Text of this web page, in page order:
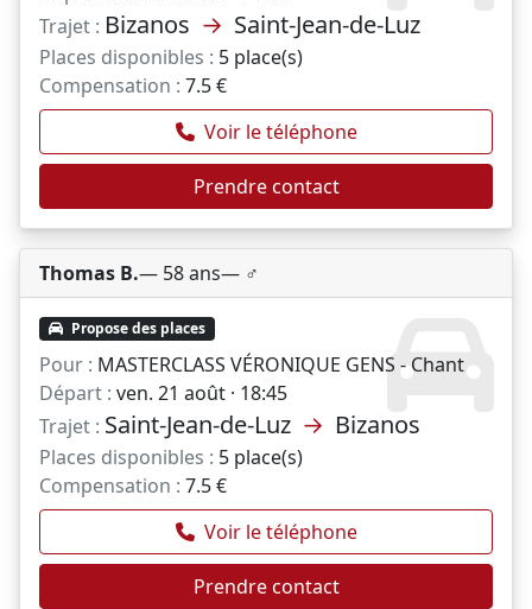
Trajet : Bizanos → Saint-Jean-de-Luz
Places disponibles : 5 place(s)
Compensation : 7.5 €
Voir le téléphone
Prendre contact
Thomas B.— 58 ans— ♂️
Propose des places
Pour : MASTERCLASS VÉRONIQUE GENS - Chant
Départ : ven. 21 août · 18:45
Trajet : Saint-Jean-de-Luz → Bizanos
Places disponibles : 5 place(s)
Compensation : 7.5 €
Voir le téléphone
Prendre contact